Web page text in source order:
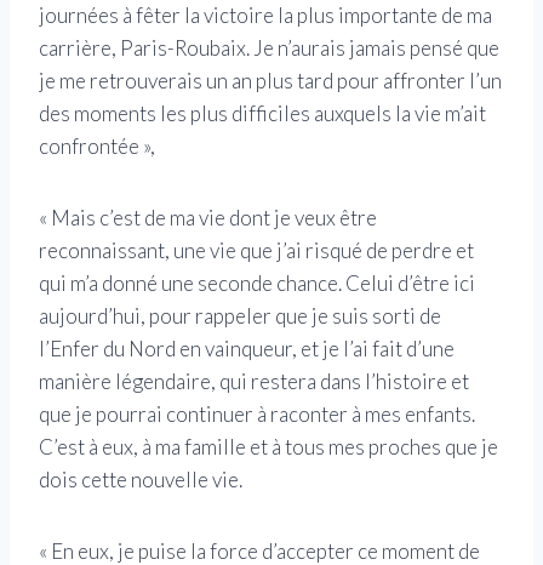
journées à fêter la victoire la plus importante de ma
carrière, Paris-Roubaix. Je n’aurais jamais pensé que
je me retrouverais un an plus tard pour affronter l’un
des moments les plus difficiles auxquels la vie m’ait
confrontée »,
« Mais c’est de ma vie dont je veux être
reconnaissant, une vie que j’ai risqué de perdre et
qui m’a donné une seconde chance. Celui d’être ici
aujourd’hui, pour rappeler que je suis sorti de
l’Enfer du Nord en vainqueur, et je l’ai fait d’une
manière légendaire, qui restera dans l’histoire et
que je pourrai continuer à raconter à mes enfants.
C’est à eux, à ma famille et à tous mes proches que je
dois cette nouvelle vie.
« En eux, je puise la force d’accepter ce moment de